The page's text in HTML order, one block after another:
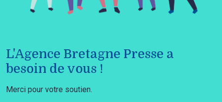
L'Agence Bretagne Presse a
besoin de vous !
Merci pour votre soutien.